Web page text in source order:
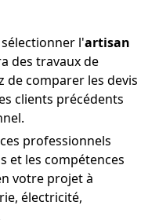
l'artisan
des travaux de
de comparer les devis
clients précédents
professionnels
et les compétences
votre projet à
électricité,